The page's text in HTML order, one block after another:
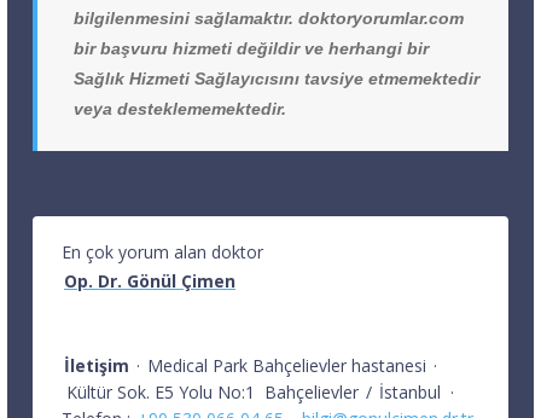
bilgilenmesini sağlamaktır. doktoryorumlar.com
bir başvuru hizmeti değildir ve herhangi bir
Sağlık Hizmeti Sağlayıcısını tavsiye etmemektedir
veya desteklememektedir.
En çok yorum alan doktor
Op. Dr. Gönül Çimen
İletişim · Medical Park Bahçelievler hastanesi ·
Kültür Sok. E5 Yolu No:1
Bahçelievler / İstanbul ·